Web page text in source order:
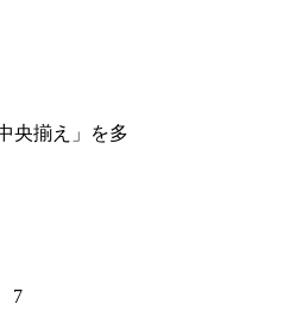
央揃え」を多
7